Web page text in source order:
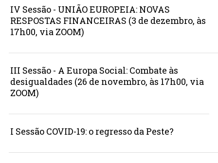
IV Sessão - UNIÃO EUROPEIA: NOVAS
RESPOSTAS FINANCEIRAS (3 de dezembro, às
17h00, via ZOOM)
III Sessão - A Europa Social: Combate às
desigualdades (26 de novembro, às 17h00, via
ZOOM)
I Sessão COVID-19: o regresso da Peste?